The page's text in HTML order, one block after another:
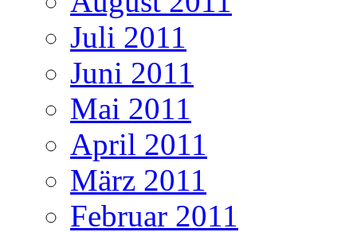
Juli 2011
Juni 2011
Mai 2011
April 2011
März 2011
Februar 2011